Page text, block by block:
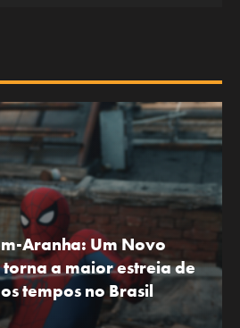
Aranha: Um Novo
torna a maior estreia de
tempos no Brasil